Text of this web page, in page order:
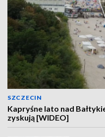
SZCZECIN
Kapryśne lato nad
zyskują [WIDEO]